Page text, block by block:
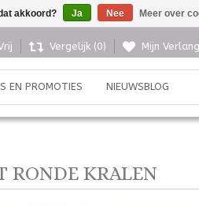
Vergelijk (0) Mijn
EN PROMOTIES NIEUWSBLOG
RONDE KRALEN
akkoord? Ja Nee Meer over